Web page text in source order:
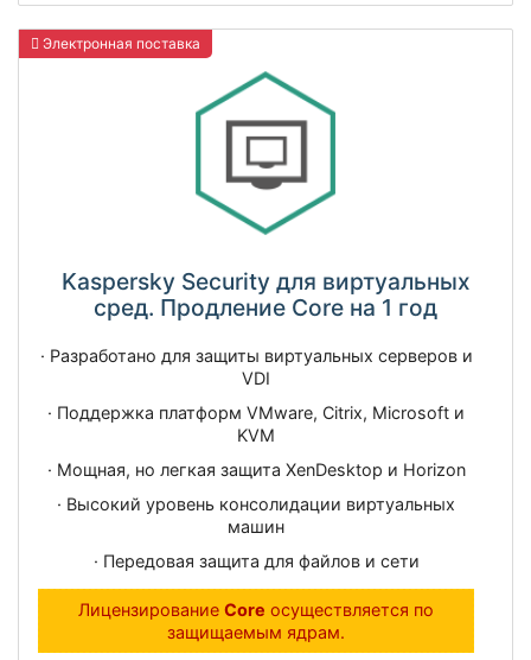
Электронная поставка
Kaspersky Security для виртуальных
сред. Продление Core на 1 год
· Разработано для защиты виртуальных серверов и
VDI
· Поддержка платформ VMware, Citrix, Microsoft и
KVM
· Мощная, но легкая защита XenDesktop и Horizon
· Высокий уровень консолидации виртуальных
машин
· Передовая защита для файлов и сети
Лицензирование Core осуществляется по
защищаемым ядрам.